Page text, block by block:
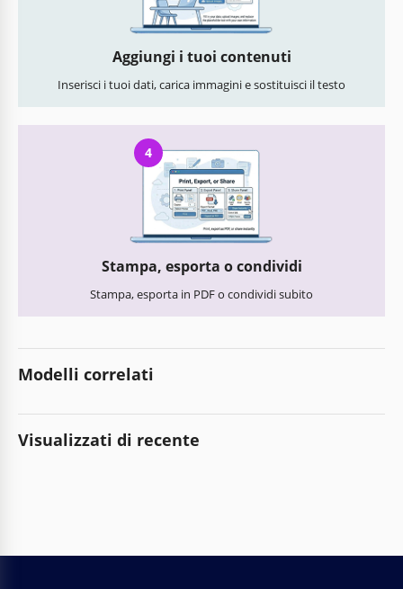
Aggiungi i tuoi contenuti
Inserisci i tuoi dati, carica immagini e sostituisci il testo
4
Stampa, esporta o condividi
Stampa, esporta in PDF o condividi subito
Modelli correlati
Visualizzati di recente